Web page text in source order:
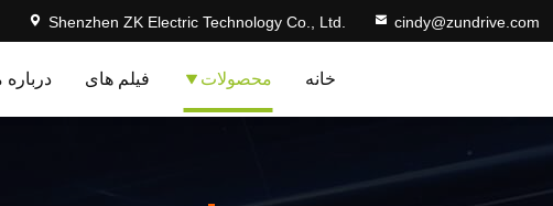
Shenzhen ZK Electric Technology Co., Ltd. cindy@zundrive.com
خانه محصولات فیلم های درباره